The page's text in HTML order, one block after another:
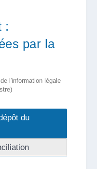
:
par la
l'information légale
du